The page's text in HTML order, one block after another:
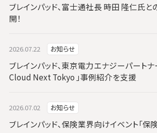
ブレインパッド、富士通社長 時田 隆仁氏
開！
2026.07.22 お知らせ
ブレインパッド、東京電力エナジーパートナ
Cloud Next Tokyo 」事例紹介を支援
2026.07.02 お知らせ
ブレインパッド、保険業界向けイベント「保